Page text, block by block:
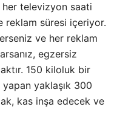
televizyon saati
reklam süresi içeriyor.
ve her reklam
egzersiz
150 kiloluk bir
yaklaşık 300
kas inşa edecek ve